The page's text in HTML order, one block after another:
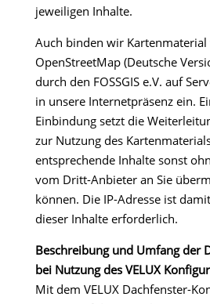
jeweiligen Inhalte.
Auch binden wir Kartenmaterial
OpenStreetMap (Deutsche
durch den FOSSGIS e.V. auf
in unsere Internetpräsenz ein.
Einbindung setzt die
zur Nutzung des
entsprechende Inhalte sonst
vom Dritt-Anbieter an Sie
können. Die IP-Adresse ist
dieser Inhalte erforderlich.
Beschreibung und Umfang der
bei Nutzung des VELUX
Mit dem VELUX Dachfenster-